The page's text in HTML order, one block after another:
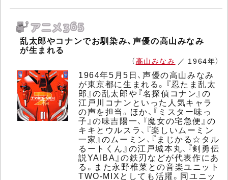
乱太郎やコナンでお馴染み、声優の高山みなみ
が生まれる
（高山みなみ ／ 1964年）
1964年5月5日、声優の高山みなみ
が東京都に生まれる。『忍たま乱太
郎』の乱太郎や『名探偵コナン』の
江戸川コナンといった人気キャラ
の声を担当。ほか、『ミスター味っ
子』の味吉陽一、『魔女の宅急便』の
キキとウルスラ、『楽しいムーミン
一家』のムーミン、『まじかる☆タル
るートくん』の江戸城本丸、『剣勇伝
説YAIBA』の鉄刃などが代表作にあ
る。また永野椎菜との音楽ユニット
TWO-MIXとしても活躍。同ユニッ